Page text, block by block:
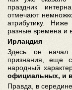
праздник
отмечают
атрибутику.
разные времена и
Ирландия
Здесь он начал
признания, еще
народный
официальных, и
Правда, в